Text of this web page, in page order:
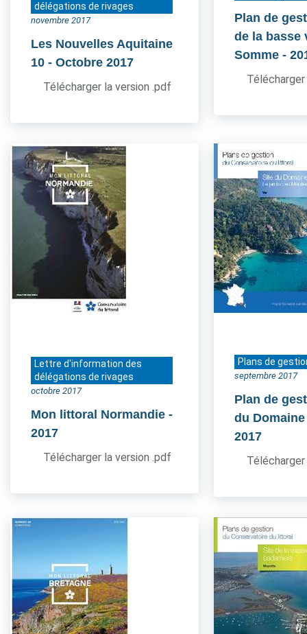
délégations de rivages
novembre 2017
Les Nouvelles Aquitaine
10 - Octobre 2017
Télécharger la version .pdf
Plan de
de la basse
Somme -
Lettre d'information des
délégations de rivages
octobre 2017
Mon littoral Normandie -
2017
Télécharger la version .pdf
Plans de
septembre 2017
Plan de
du
2017